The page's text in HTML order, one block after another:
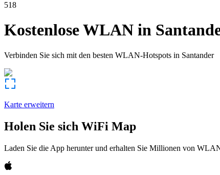
518
Kostenlose WLAN in
Verbinden Sie sich mit den besten WLAN-Hotspots in Santander
Karte erweitern
Holen Sie sich WiFi Map
Laden Sie die App herunter und erhalten Sie Millionen von